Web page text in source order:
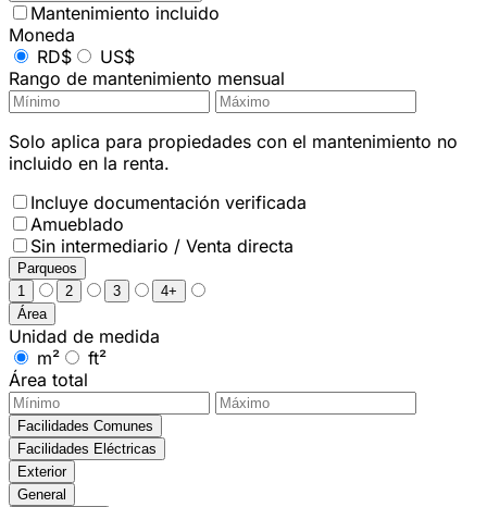
Mantenimiento incluido
Moneda
RD$
US$
Rango de mantenimiento mensual
Solo aplica para propiedades con el mantenimiento no
incluido en la renta.
Incluye documentación verificada
Amueblado
Sin intermediario / Venta directa
Parqueos
1
2 3
4+
Área
Unidad de medida
m²
ft²
Área total
Facilidades Comunes
Facilidades Eléctricas
Exterior
General